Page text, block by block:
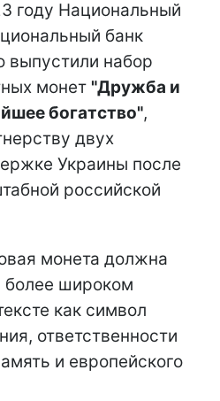
году Национальный
банк
выпустили набор
монет "Дружба и
богатство",
двух
Украины после
российской
монета должна
более широком
как символ
ответственности
и европейского